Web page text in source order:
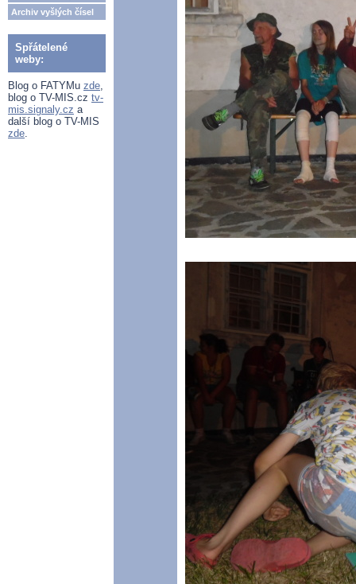
Archiv vyšlých čísel
Spřátelené
weby:
Blog o FATYMu zde,
blog o TV-MIS.cz tv-
mis.signaly.cz a
další blog o TV-MIS
zde.